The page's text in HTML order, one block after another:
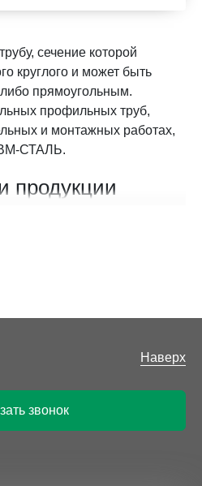
сечение которой
круглого и может быть
прямоугольным.
профильных труб,
и монтажных работах,
СТАЛЬ.
продукции
метод производства –
производство полного
штрипсов. Дополнительно
для устранения
Сортамент проката,
Наверх
звонок